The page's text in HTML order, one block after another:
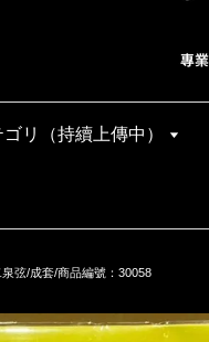
リ（持續上傳中）
弦/成套/商品編號：30058